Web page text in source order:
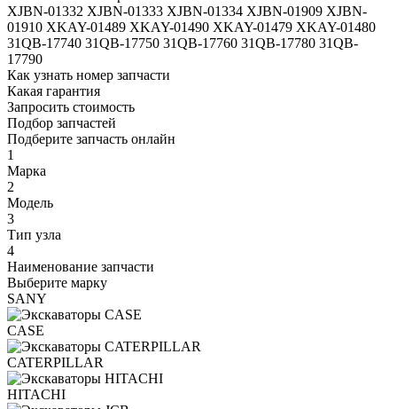
XJBN-01332 XJBN-01333 XJBN-01334 XJBN-01909 XJBN-
01910 XKAY-01489 XKAY-01490 XKAY-01479 XKAY-01480
31QB-17740 31QB-17750 31QB-17760 31QB-17780 31QB-
17790
Как узнать номер запчасти
Какая гарантия
Запросить стоимость
Подбор запчастей
Подберите запчасть онлайн
1
Марка
2
Модель
3
Тип узла
4
Наименование запчасти
Выберите марку
SANY
CASE
CATERPILLAR
HITACHI